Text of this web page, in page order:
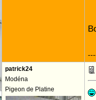
patrick24
Modéna
Pigeon de Platine